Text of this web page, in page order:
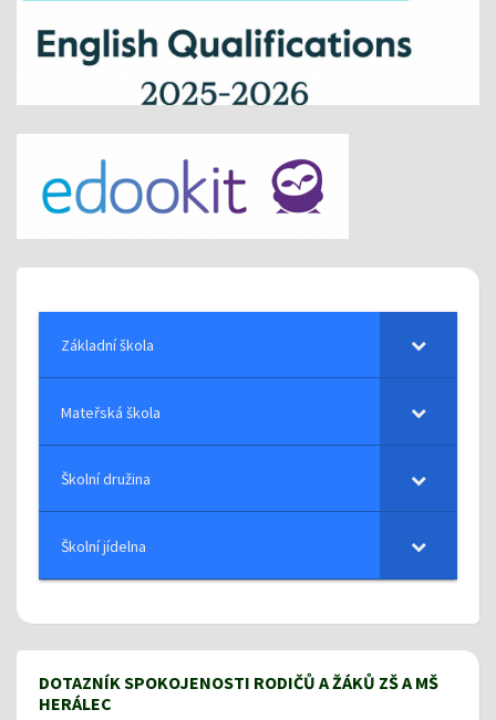
Základní škola
Mateřská škola
Školní družina
Školní jídelna
DOTAZNÍK SPOKOJENOSTI RODIČŮ A ŽÁKŮ ZŠ A MŠ
HERÁLEC